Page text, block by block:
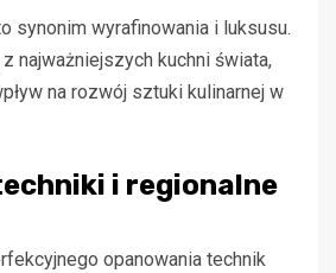
synonim wyrafinowania i luksusu.
najważniejszych kuchni świata,
na rozwój sztuki kulinarnej w
i regionalne
opanowania technik